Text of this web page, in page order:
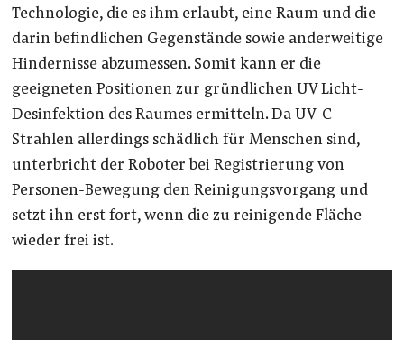
Technologie, die es ihm erlaubt, eine Raum und die
darin befindlichen Gegenstände sowie anderweitige
Hindernisse abzumessen. Somit kann er die
geeigneten Positionen zur gründlichen UV Licht-
Desinfektion des Raumes ermitteln. Da UV-C
Strahlen allerdings schädlich für Menschen sind,
unterbricht der Roboter bei Registrierung von
Personen-Bewegung den Reinigungsvorgang und
setzt ihn erst fort, wenn die zu reinigende Fläche
wieder frei ist.